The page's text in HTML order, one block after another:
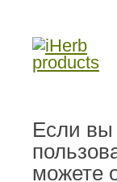
Если вы
можете